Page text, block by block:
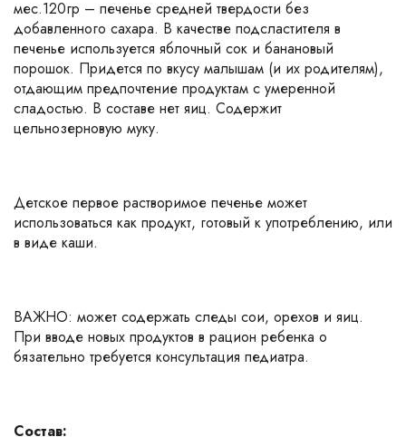
мес.120гр – печенье средней твердости без
добавленного сахара. В качестве подсластителя в
печенье используется яблочный сок и банановый
порошок. Придется по вкусу малышам (и их родителям),
отдающим предпочтение продуктам с умеренной
сладостью. В составе нет яиц. Содержит
цельнозерновую муку.
Детское первое растворимое печенье может
использоваться как продукт, готовый к употреблению, или
в виде каши.
ВАЖНО: может содержать следы сои, орехов и яиц.
При вводе новых продуктов в рацион ребенка о
бязательно требуется консультация педиатра.
Состав: